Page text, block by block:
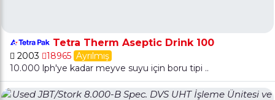
Tetra Therm Aseptic Drink 100
2003 18965 Ayrılmış
10.000 lph'ye kadar meyve suyu için boru tipi ..